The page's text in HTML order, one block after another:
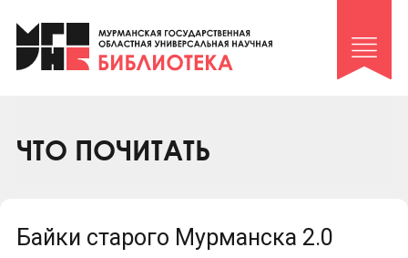
Клуб «Гиря и сельдерей»
Клуб «Семейный архив»
Коллегам
ЧТО ПОЧИТАТЬ
Байки старого Мурманска 2.0